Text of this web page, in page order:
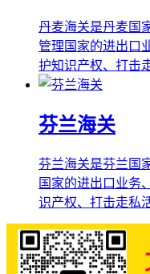
丹麦海关是丹麦国
管理国家的进出口
护知识产权、打击
芬兰海关
芬兰海关是芬兰国
国家的进出口业务
识产权、打击走私